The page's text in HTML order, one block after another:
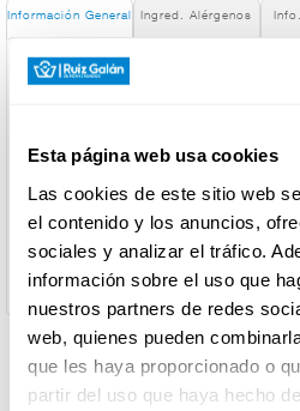
Esta página web usa cookies
Las cookies de este sitio web
el contenido y los anuncios,
sociales y analizar el tráfico.
información sobre el uso que
nuestros partners de redes
web, quienes pueden
que les haya proporcionado o
partir del uso que haya hecho
FRUTAS Y
DROGUERÍA
PERFUMERÍA
Información General Ingred. Alérgenos
Denominación de alimento:
Nombre del Operador:
Calvo Distribución Alimentaria SLU
Dirección del Operador:
Ctra. Coruña-Finisterre. 15106
Cantidad Neta:
260 g
Productos relacionados